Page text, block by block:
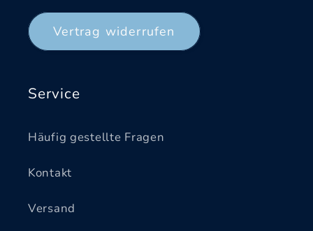
Vertrag widerrufen
Service
Häufig gestellte Fragen
Kontakt
Versand